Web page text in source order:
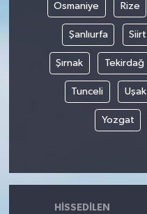
Osmaniye Rize
Şanlıurfa Siirt
Şırnak Tekirdağ
Tunceli Uşak
Yozgat
HISSEDILEN